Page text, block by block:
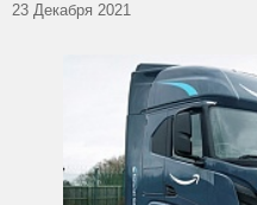
23 Декабря 2021